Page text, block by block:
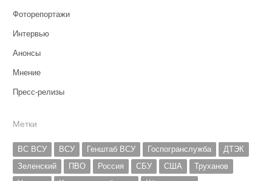
Фоторепортажи
Интервью
Анонсы
Мнение
Пресс-релизы
Метки
ВС ВСУ ВСУ Генштаб ВСУ Госпогранслужба
ДТЭК
Зеленский
ПВО Россия СБУ США
Труханов